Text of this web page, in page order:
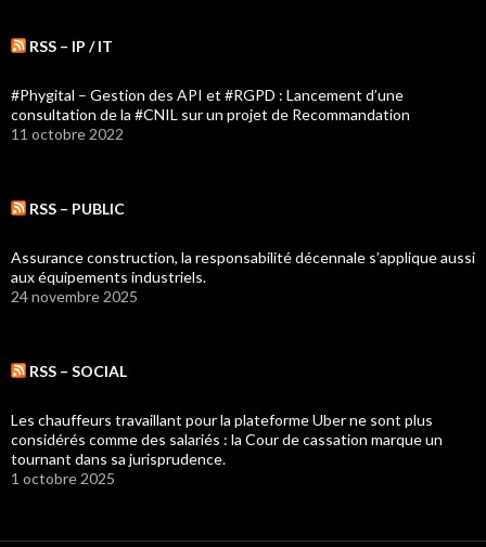
RSS – IP / IT
#Phygital – Gestion des API et #RGPD : Lancement d’une
consultation de la #CNIL sur un projet de Recommandation
11 octobre 2022
RSS – PUBLIC
Assurance construction, la responsabilité décennale s’applique aussi
aux équipements industriels.
24 novembre 2025
RSS – SOCIAL
Les chauffeurs travaillant pour la plateforme Uber ne sont plus
considérés comme des salariés : la Cour de cassation marque un
tournant dans sa jurisprudence.
1 octobre 2025